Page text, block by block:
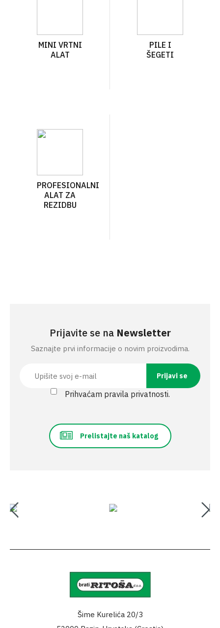
MINI VRTNI
ALAT
PILE I
ŠEGETI
PROFESIONALNI
ALAT ZA
REZIDBU
Prijavite se na Newsletter
Saznajte prvi informacije o novim proizvodima.
Prihvaćam pravila privatnosti.
Prelistajte naš katalog
Šime Kurelića 20/3